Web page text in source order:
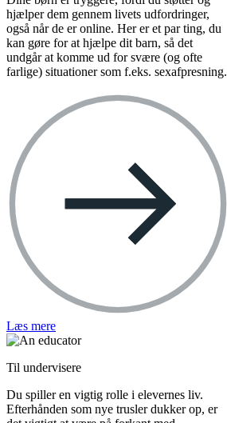
hjælper dem gennem livets udfordringer,
også når de er online. Her er et par ting, du
kan gøre for at hjælpe dit barn, så det
undgår at komme ud for svære (og ofte
farlige) situationer som f.eks. sexafpresning.
Læs mere
Til undervisere
Du spiller en vigtig rolle i elevernes liv.
Efterhånden som nye trusler dukker op, er